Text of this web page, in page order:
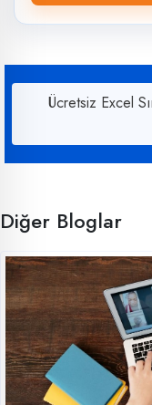
Ücretsiz Excel
Diğer Bloglar